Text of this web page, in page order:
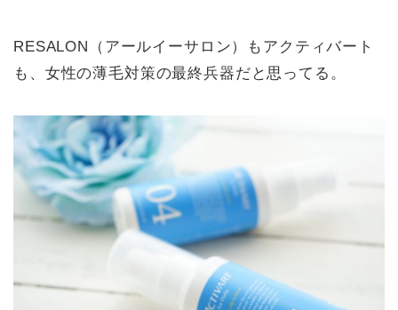
RESALON（アールイーサロン）もアクティバート
も、女性の薄毛対策の最終兵器だと思ってる。